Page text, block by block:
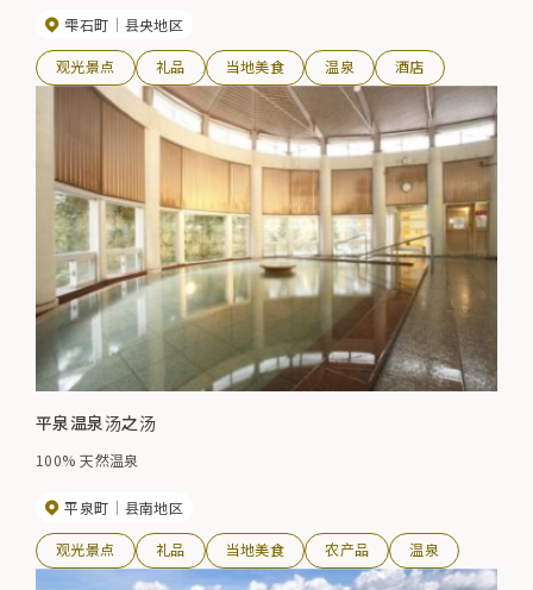
雫石町
县央地区
观光景点 礼品 当地美食 温泉 酒店
平泉温泉汤之汤
100% 天然温泉
平泉町 县南地区
观光景点 礼品 当地美食 农产品 温泉